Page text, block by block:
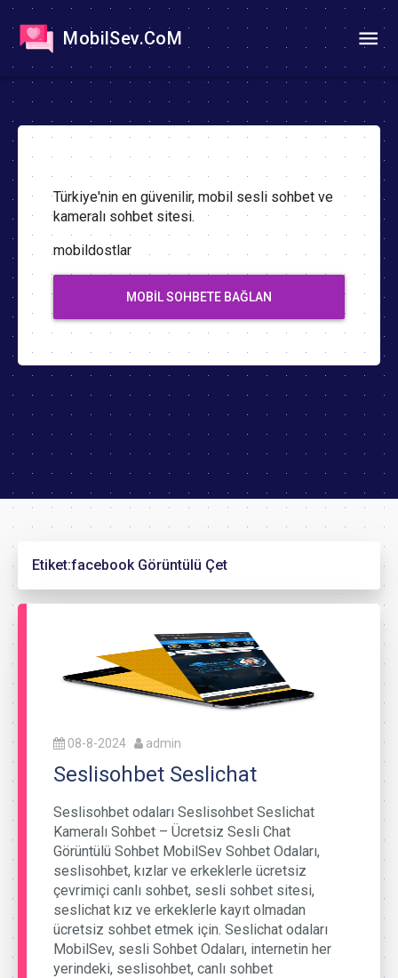
MobilSev.CoM
Türkiye'nin en güvenilir, mobil sesli sohbet ve
kameralı sohbet sitesi.
mobildostlar
MOBIL SOHBETE BAĞLAN
Etiket:facebook Görüntülü Çet
08-8-2024 admin
Seslisohbet Seslichat
Seslisohbet odaları Seslisohbet Seslichat
Kameralı Sohbet – Ücretsiz Sesli Chat
Görüntülü Sohbet MobilSev Sohbet Odaları,
seslisohbet, kızlar ve erkeklerle ücretsiz
çevrimiçi canlı sohbet, sesli sohbet sitesi,
seslichat kız ve erkeklerle kayıt olmadan
ücretsiz sohbet etmek için. Seslichat odaları
MobilSev, sesli Sohbet Odaları, internetin her
yerindeki, seslisohbet, canlı sohbet